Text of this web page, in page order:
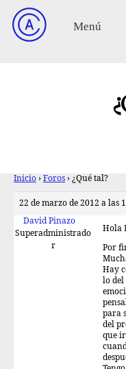
Inicio › Foros › ¿Qué tal?
22 de marzo de 2012 a las
David Pinazo
Superadministrado
r
Hola
Por
Hay
lo del
para
del
que